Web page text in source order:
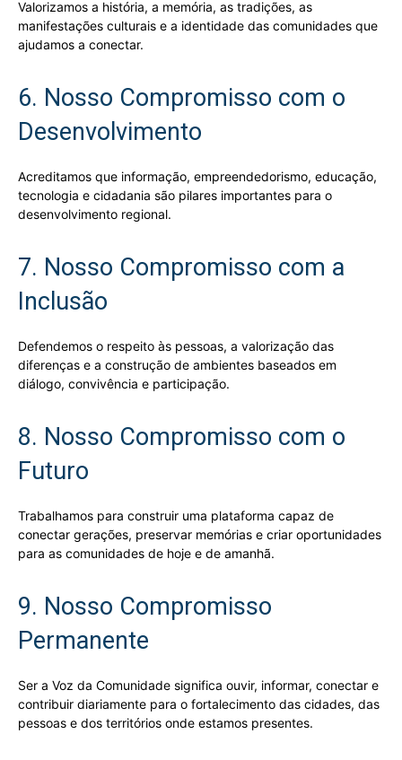
Valorizamos a história, a memória, as tradições, as
manifestações culturais e a identidade das comunidades que
ajudamos a conectar.
6. Nosso Compromisso com o
Desenvolvimento
Acreditamos que informação, empreendedorismo, educação,
tecnologia e cidadania são pilares importantes para o
desenvolvimento regional.
7. Nosso Compromisso com a
Inclusão
Defendemos o respeito às pessoas, a valorização das
diferenças e a construção de ambientes baseados em
diálogo, convivência e participação.
8. Nosso Compromisso com o
Futuro
Trabalhamos para construir uma plataforma capaz de
conectar gerações, preservar memórias e criar oportunidades
para as comunidades de hoje e de amanhã.
9. Nosso Compromisso
Permanente
Ser a Voz da Comunidade significa ouvir, informar, conectar e
contribuir diariamente para o fortalecimento das cidades, das
pessoas e dos territórios onde estamos presentes.